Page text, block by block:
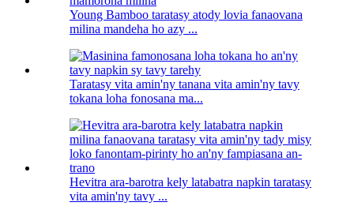
Young Bamboo taratasy atody lovia fanaovana
milina mandeha ho azy ...
Taratasy vita amin'ny tanana vita amin'ny tavy
tokana loha fonosana ma...
Hevitra ara-barotra kely latabatra napkin taratasy
vita amin'ny tavy ...